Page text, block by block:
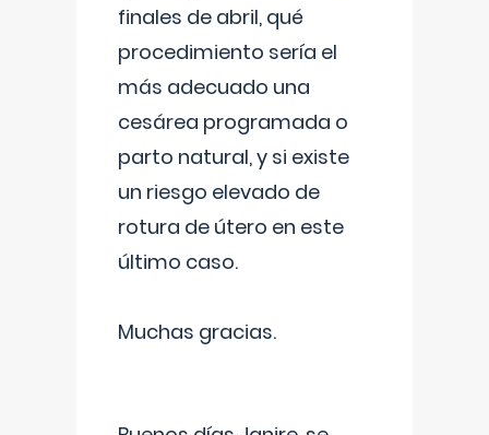
finales de abril, qué
procedimiento sería el
más adecuado una
cesárea programada o
parto natural, y si existe
un riesgo elevado de
rotura de útero en este
último caso.
Muchas gracias.